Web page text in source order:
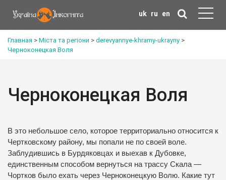
uk ru en
Главная > Міста та регіони > derevyannye-khramy-ukrayny >
Черноконецкая Воля
Черноконецкая Воля
В это небольшое село, которое территориально относится к
Чертковскому району, мы попали не по своей воле.
Заблудившись в Бурдяковцах и выехав к Дубовке,
единственным способом вернуться на трассу Скала —
Чортков было ехать через Черноконецкую Волю. Какие тут